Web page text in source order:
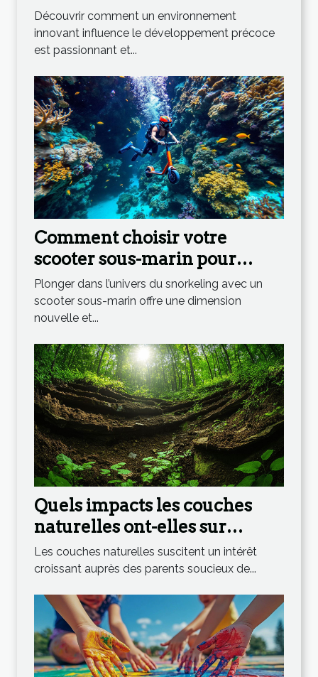
stimulent le développement
précoce ?
Découvrir comment un environnement
innovant influence le développement précoce
est passionnant et...
Comment choisir votre
scooter sous-marin pour
maximiser votre expérience
en snorkeling ?
Plonger dans l’univers du snorkeling avec un
scooter sous-marin offre une dimension
nouvelle et...
Quels impacts les couches
naturelles ont-elles sur
l'environnement ?
Les couches naturelles suscitent un intérêt
croissant auprès des parents soucieux de...